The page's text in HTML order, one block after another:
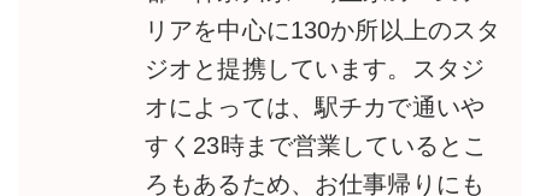
リアを中心に130か所以上のスタ
ジオと提携しています。スタジ
オによっては、駅チカで通いや
すく23時まで営業しているとこ
ろもあるため、お仕事帰りにも